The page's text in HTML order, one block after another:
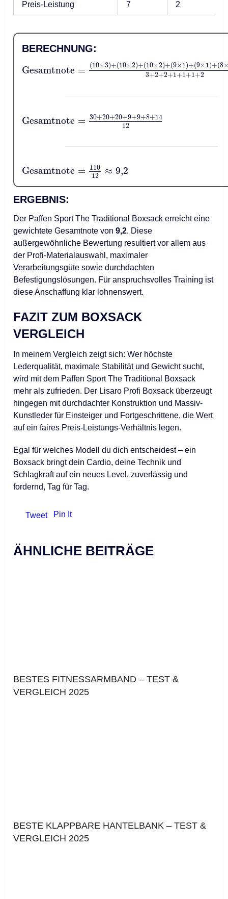
Preis-Leistung 7 2
BERECHNUNG:
Gesamtnote = (10×3)+(10×2)+(10×2)+(9×1)+(9×1)+(8
3+2+2+1+1+1+2
Gesamtnote = 30+20+20+9+9+8+14
12
Gesamtnote =
110
12
≈ 9,2
ERGEBNIS:
Der Paffen Sport The Traditional Boxsack erreicht eine
gewichtete Gesamtnote von9,2. Diese
außergewöhnliche Bewertung resultiert vor allem aus
der Profi-Materialauswahl, maximaler
Verarbeitungsgüte sowie durchdachten
Befestigungslösungen. Für anspruchsvolles Training ist
diese Anschaffung klar lohnenswert.
FAZIT ZUM BOXSACK
VERGLEICH
In meinem Vergleich zeigt sich: Wer höchste
Lederqualität, maximale Stabilität und Gewicht sucht,
wird mit dem Paffen Sport The Traditional Boxsack
mehr als zufrieden. Der Lisaro Profi Boxsack überzeugt
hingegen mit durchdachter Konstruktion und Massiv-
Kunstleder für Einsteiger und Fortgeschrittene, die Wert
auf ein faires Preis-Leistungs-Verhältnis legen.
Egal für welches Modell du dich entscheidest – ein
Boxsack bringt dein Cardio, deine Technik und
Schlagkraft auf ein neues Level, zuverlässig und
fordernd, Tag für Tag.
Tweet Pin It
ÄHNLICHE BEITRÄGE
BESTES FITNESSARMBAND – TEST &
VERGLEICH 2025
BESTE KLAPPBARE HANTELBANK – TEST &
VERGLEICH 2025